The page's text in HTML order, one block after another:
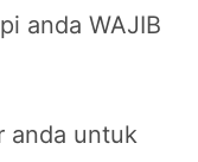
anda WAJIB
anda untuk